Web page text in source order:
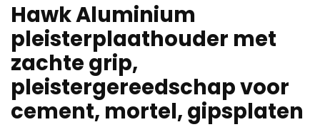
Hawk Aluminium
pleisterplaathouder met
zachte grip,
pleistergereedschap voor
cement, mortel, gipsplaten